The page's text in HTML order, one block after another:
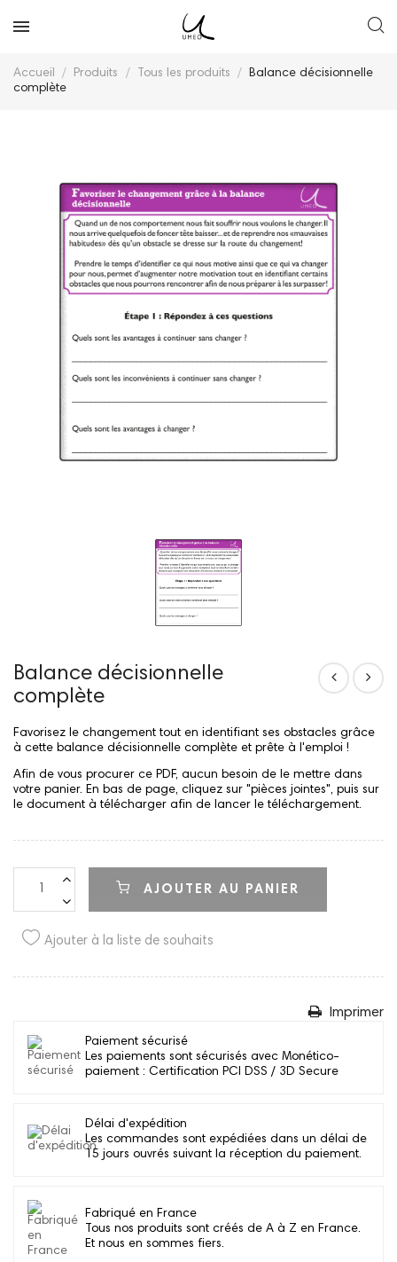
Accueil Produits Tous les produits
Balance décisionnelle
complète
Balance décisionnelle
complète
Favorisez le changement tout en identifiant ses obstacles grâce
à cette balance décisionnelle complète et prête à l'emploi !
Afin de vous procurer ce PDF, aucun besoin de le mettre dans
votre panier. En bas de page, cliquez sur "pièces jointes", puis sur
le document à télécharger afin de lancer le téléchargement.
AJOUTER AU PANIER
Ajouter à la liste de souhaits
Imprimer
Paiement sécurisé
Les paiements sont sécurisés avec Monético-
paiement : Certification PCI DSS / 3D Secure
Délai d'expédition
Les commandes sont expédiées dans un délai de
15 jours ouvrés suivant la réception du paiement.
Fabriqué en France
Tous nos produits sont créés de A à Z en France.
Et nous en sommes fiers.